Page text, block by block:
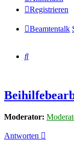
Registrieren
Beamtentalk
Suche
Moderator:
Antworten